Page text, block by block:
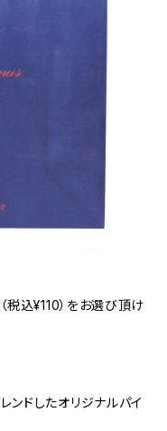
税込¥110）をお選び頂け
ンドしたオリジナルパイ